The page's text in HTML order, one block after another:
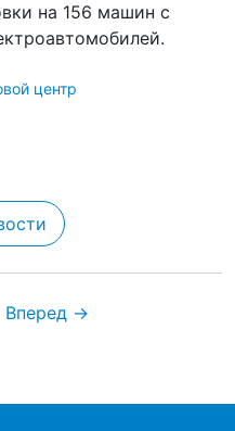
на 156 машин с
центр
Вперед →